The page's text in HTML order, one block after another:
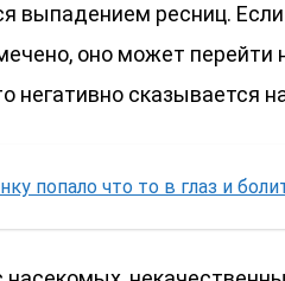
выпадением ресниц.
оно может перейти
негативно сказывается
попало что то в глаз и